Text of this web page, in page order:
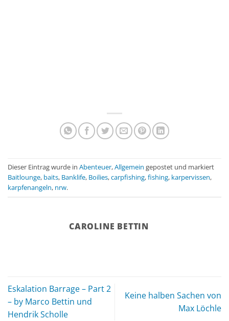
Dieser Eintrag wurde in Abenteuer,Allgemein gepostet und markiert
Baitlounge, baits, Banklife, Boilies,carpfishing,fishing, karpervissen,
karpfenangeln, nrw.
CAROLINE BETTIN
Eskalation Barrage – Part 2
– by Marco Bettin und
Hendrik Scholle
Keine halben Sachen von
Max Löchle